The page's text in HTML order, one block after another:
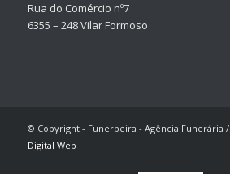
Rua do Comércio nº7
6355 – 248 Vilar Formoso
© Copyright - Funerbeira - Agência Funerária /
Digital Web